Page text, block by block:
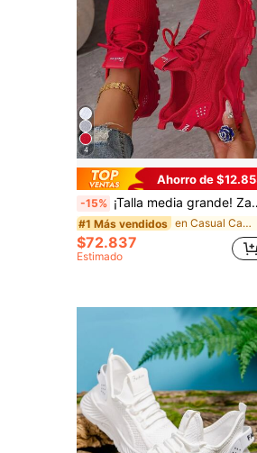
4
Ahorro de
-15% ¡Talla media grande! Zapatillas deportivas blancas de mujer de unicolor, de malla de punto, ligeras, versátiles, estilo Ins, zapatillas deportivas casuales de verano con suela gruesa
#1 Más vendidos en Casual Calzado deportivo para mujer
$72.837
Estimado